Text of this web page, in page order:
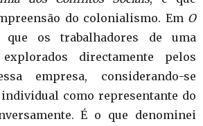
do colonialismo. Em O
os trabalhadores de uma
directamente pelos
empresa, considerando-se
como representante do
É o que denominei